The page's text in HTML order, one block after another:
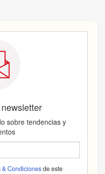
sobre tendencias y
& Condicionesde este